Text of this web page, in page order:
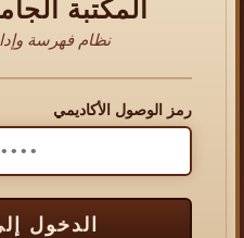
المكتبة
نظام فهرسة
رمز الوصول الأكاديمي
الدخول